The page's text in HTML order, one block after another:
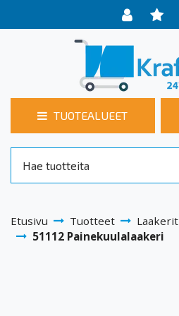
TUOTEALUEET
Etusivu Tuotteet Laakerit
51112 Painekuulalaakeri